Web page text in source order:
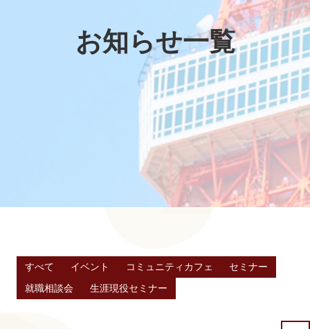
お知らせ一覧
すべて イベント コミュニティカフェ
セミナー
就職相談会
生涯現役セミナー